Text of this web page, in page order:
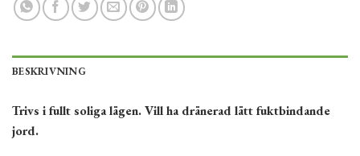
BESKRIVNING
Trivs i fullt soliga lägen. Vill ha dränerad lätt fuktbindande
jord.